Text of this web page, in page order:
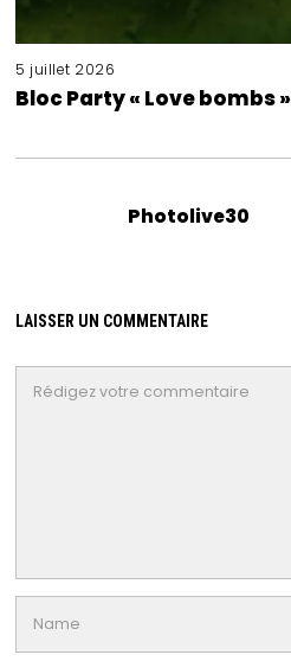
5 juillet 2026
Bloc Party « Love bombs »
Photolive30
LAISSER UN COMMENTAIRE